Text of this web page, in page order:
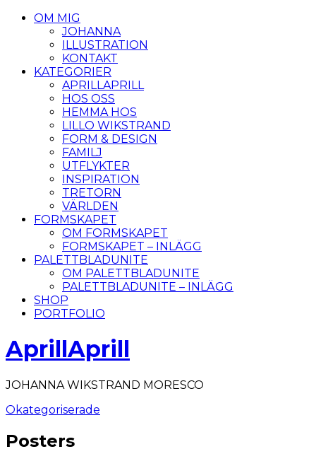
OM MIG
JOHANNA
ILLUSTRATION
KONTAKT
KATEGORIER
APRILLAPRILL
HOS OSS
HEMMA HOS
LILLO WIKSTRAND
FORM & DESIGN
FAMILJ
UTFLYKTER
INSPIRATION
TRETORN
VÄRLDEN
FORMSKAPET
OM FORMSKAPET
FORMSKAPET – INLÄGG
PALETTBLADUNITE
OM PALETTBLADUNITE
PALETTBLADUNITE – INLÄGG
SHOP
PORTFOLIO
AprillAprill
JOHANNA WIKSTRAND MORESCO
Okategoriserade
Posters